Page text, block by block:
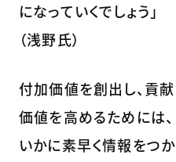
になっていくでしょう」
（浅野氏）
付加価値を創出し、貢献
価値を高めるためには、
いかに素早く情報をつか